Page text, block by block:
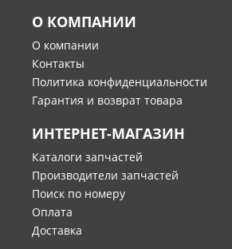
Seat
Skoda
Ssangyong
Subaru
Suzuki
Toyota
VW
Volvo
О КОМПАНИИ
О компании
Контакты
Политика конфиденциальности
Гарантия и возврат товара
ИНТЕРНЕТ-МАГАЗИН
Каталоги запчастей
Производители запчастей
Поиск по номеру
Оплата
Доставка